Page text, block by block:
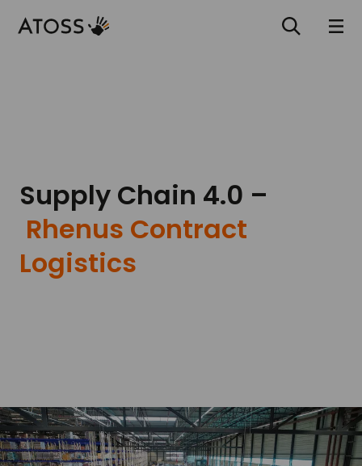
Supply Chain 4.0 –
Rhenus Contract
Logistics